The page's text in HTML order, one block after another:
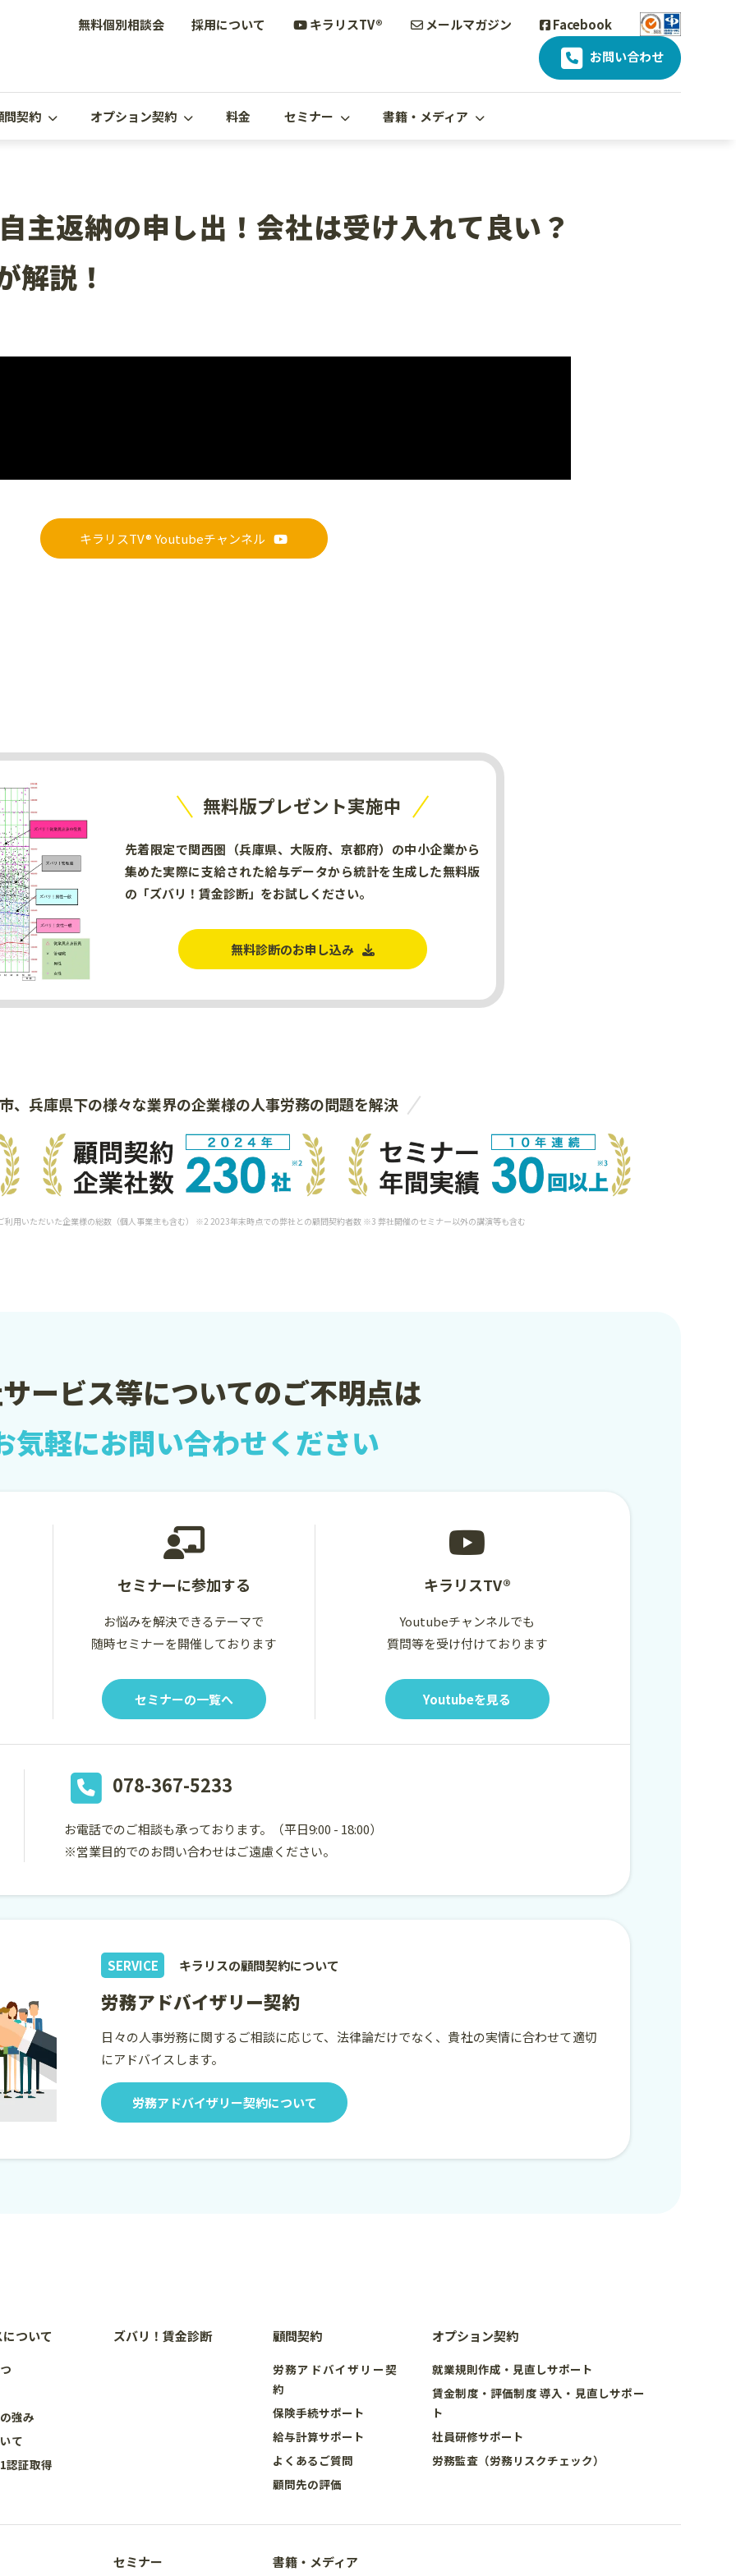
無料個別相談会 採用について キラリスTV® メールマガジン
Facebook
お問い合わせ
問契約 オプション契約 料金 セミナー 書籍・メディア
主返納の申し出！会社は受け入れて良い？
解説！
キラリスTV® Youtubeチャンネル
無料版プレゼント実施中
先着限定で関西圏（兵庫県、大阪府、京都府）の中小企業から
集めた実際に支給された給与データから統計を生成した無料版
の「ズバリ！賃金診断」をお試しください。
無料診断のお申し込み
、兵庫県下の様々な業界の企業様の人事労務の問題を解決
用いただいた企業様の総数（個人事業主も含む） ※2 2023年末時点での弊社との顧問契約者数 ※3 弊社開催のセミナー以外の講演等も含む
ービス等についてのご不明点は
気軽にお問い合わせください
セミナーに参加する
お悩みを解決できるテーマで
随時セミナーを開催しております
セミナーの一覧へ
キラリスTV®
Youtubeチャンネルでも
質問等を受け付けております
Youtubeを見る
078-367-5233
お電話でのご相談も承っております。
（平日9:00 - 18:00）
※営業目的でのお問い合わせはご遠慮ください。
SERVICE キラリスの顧問契約について
労務アドバイザリー契約
日々の人事労務に関するご相談に応じて、法律論だけでなく、貴社の実情に合わせて適切
にアドバイスします。
労務アドバイザリー契約について
ついて
強み
て
認証取得
ズバリ！賃金診断 顧問契約
労務アドバイザリー契
約
保険手続サポート
給与計算サポート
よくあるご質問
顧問先の評価
オプション契約
就業規則作成・見直しサポート
賃金制度・評価制度 導入・見直しサポー
ト
社員研修サポート
労務監査（労務リスクチェック）
セミナー 書籍・メディア